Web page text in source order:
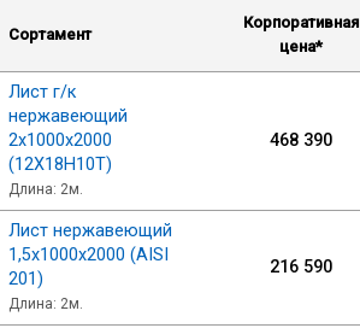
Сортамент
Корпоративная
цена*
Лист г/к
нержавеющий
2х1000х2000
(12Х18Н10Т)
Длина: 2м.
468 390
Лист нержавеющий
1,5х1000х2000 (AISI
201)
Длина: 2м.
216 590